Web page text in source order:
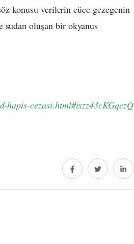
konusu verilerin cüce gezegenin
sudan oluşan bir okyanus
cezasi.html#ixzz43cKGqczQ